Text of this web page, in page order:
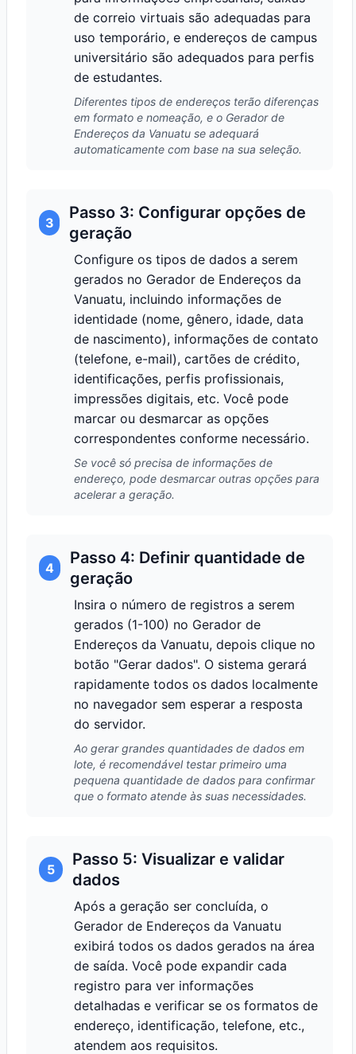
de correio virtuais são adequadas para
uso temporário, e endereços de campus
universitário são adequados para perfis
de estudantes.
Diferentes tipos de endereços terão diferenças
em formato e nomeação, e o Gerador de
Endereços da Vanuatu se adequará
automaticamente com base na sua seleção.
3
Passo 3: Configurar opções de
geração
Configure os tipos de dados a serem
gerados no Gerador de Endereços da
Vanuatu, incluindo informações de
identidade (nome, gênero, idade, data
de nascimento), informações de contato
(telefone, e-mail), cartões de crédito,
identificações, perfis profissionais,
impressões digitais, etc. Você pode
marcar ou desmarcar as opções
correspondentes conforme necessário.
Se você só precisa de informações de
endereço, pode desmarcar outras opções para
acelerar a geração.
4
Passo 4: Definir quantidade de
geração
Insira o número de registros a serem
gerados (1-100) no Gerador de
Endereços da Vanuatu, depois clique no
botão "Gerar dados". O sistema gerará
rapidamente todos os dados localmente
no navegador sem esperar a resposta
do servidor.
Ao gerar grandes quantidades de dados em
lote, é recomendável testar primeiro uma
pequena quantidade de dados para confirmar
que o formato atende às suas necessidades.
5
Passo 5: Visualizar e validar
dados
Após a geração ser concluída, o
Gerador de Endereços da Vanuatu
exibirá todos os dados gerados na área
de saída. Você pode expandir cada
registro para ver informações
detalhadas e verificar se os formatos de
endereço, identificação, telefone, etc.,
atendem aos requisitos.